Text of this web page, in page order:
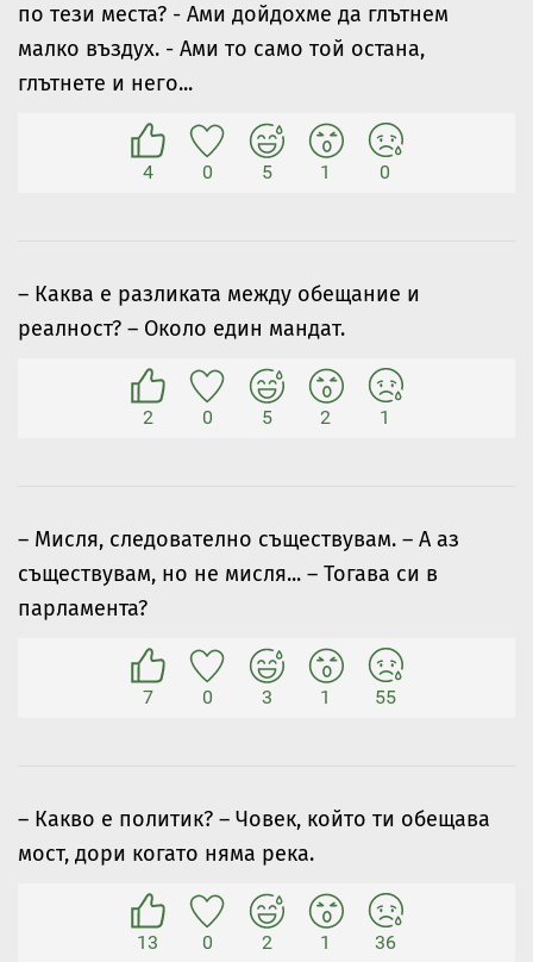
по тези места? - Ами дойдохме да глътнем
малко въздух. - Ами то само той остана,
глътнете и него...
4 0 5 1 0
– Каква е разликата между обещание и
реалност? – Около един мандат.
2 0 5 2 1
– Мисля, следователно съществувам. – А аз
съществувам, но не мисля... – Тогава си в
парламента?
7 0 3 1 55
– Какво е политик? – Човек, който ти обещава
мост, дори когато няма река.
13 0 2 1 36